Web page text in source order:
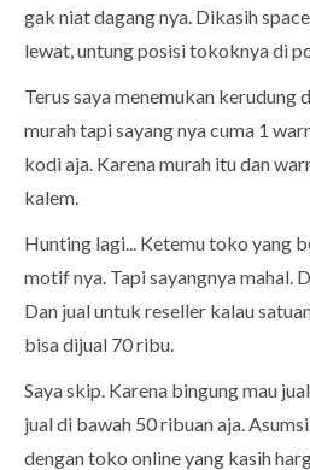
gak niat dagang nya. Dikasih
lewat, untung posisi tokoknya di
Terus saya menemukan kerudung
murah tapi sayang nya cuma 1
kodi aja. Karena murah itu dan
kalem.
Hunting lagi... Ketemu toko yang
motif nya. Tapi sayangnya mahal.
Dan jual untuk reseller kalau
bisa dijual 70 ribu.
Saya skip. Karena bingung mau
jual di bawah 50 ribuan aja.
dengan toko online yang kasih